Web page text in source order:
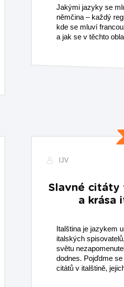
Jakými jazyky se
němčina – každý
kde se mluví
a jak se v těchto
IJV
Slavné citáty
a krása
Italština je jazykem
italských
světu
dodnes. Pojďdme
citátů v italštině,